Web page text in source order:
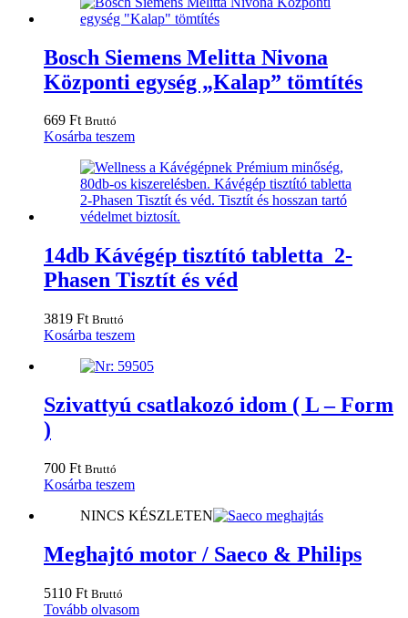
Bosch Siemens Melitta Nivona
Központi egység „Kalap” tömtítés
669 Ft Bruttó
Kosárba teszem
14db Kávégép tisztító tabletta 2-
Phasen Tisztít és véd
3819 Ft Bruttó
Kosárba teszem
Szivattyú csatlakozó idom ( L – Form
)
700 Ft Bruttó
Kosárba teszem
NINCS KÉSZLETEN
Meghajtó motor / Saeco & Philips
5110 Ft Bruttó
Tovább olvasom